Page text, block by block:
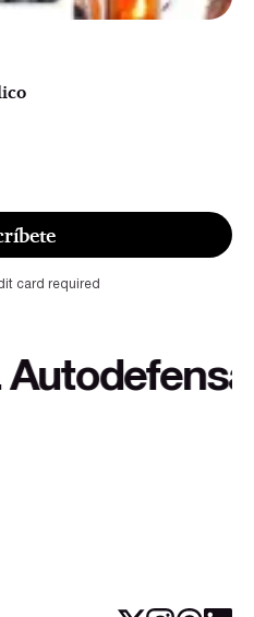
card required